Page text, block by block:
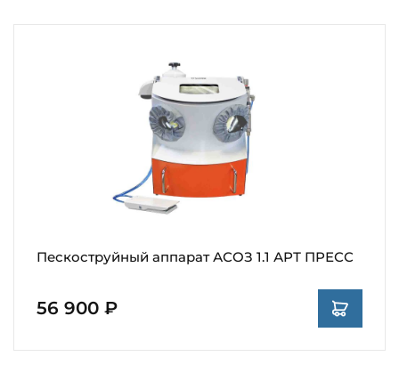
Пескоструйный аппарат АСОЗ 1.1 АРТ ПРЕСС
56 900 ₽